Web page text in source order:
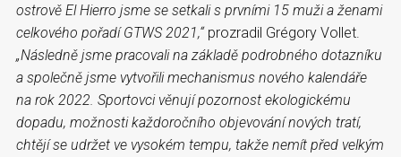
ostrově El Hierro jsme se setkali s prvními 15 muži a ženami
celkového pořadí GTWS 2021,“prozradil Grégory Vollet.
„Následně jsme pracovali na základě podrobného dotazníku
a společně jsme vytvořili mechanismus nového kalendáře
na rok 2022. Sportovci věnují pozornost ekologickému
dopadu, možnosti každoročního objevování nových tratí,
chtějí se udržet ve vysokém tempu, takže nemít před velkým